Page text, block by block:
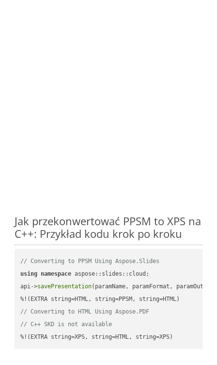
Jak przekonwertować PPSM to XPS na
C++: Przykład kodu krok po kroku
// Converting to PPSM Using Aspose.Slides
using namespace aspose::slides::cloud;
api->savePresentation(paramName, paramFormat,
// Converting to HTML Using Aspose.PDF
// C++ SKD is not available
%!(EXTRA string=XPS, string=HTML, string=XPS)